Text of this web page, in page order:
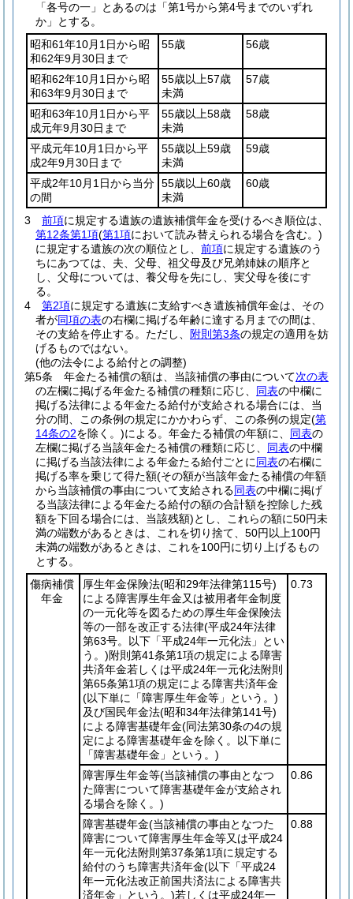
「各号の一」とあるのは「第1号から第4号までのいずれ
か」とする。
昭和61年10月1日から昭
和62年9月30日まで
55歳 56歳
昭和62年10月1日から昭
和63年9月30日まで
55歳以上57歳
未満
57歳
昭和63年10月1日から平
成元年9月30日まで
55歳以上58歳
未満
58歳
平成元年10月1日から平
成2年9月30日まで
55歳以上59歳
未満
59歳
平成2年10月1日から当分
の間
55歳以上60歳
未満
60歳
3 前項に規定する遺族の遺族補償年金を受けるべき順位は、
第12条第1項(第1項において読み替えられる場合を含む。)
に規定する遺族の次の順位とし、 前項に規定する遺族のう
ちにあつては、夫、父母、祖父母及び兄弟姉妹の順序と
し、父母については、養父母を先にし、実父母を後にす
る。
4
第2項に規定する遺族に支給すべき遺族補償年金は、その
者が同項の表の右欄に掲げる年齢に達する月までの間は、
その支給を停止する。 ただし、 附則第3条の規定の適用を妨
げるものではない。
(他の法令による給付との調整)
第5条
年金たる補償の額は、当該補償の事由について次の表
の左欄に掲げる年金たる補償の種類に応じ、 同表の中欄に
掲げる法律による年金たる給付が支給される場合には、当
分の間、この条例の規定にかかわらず、この条例の規定(第
14条の2を除く。)による。 年金たる補償の年額に、 同表の
左欄に掲げる当該年金たる補償の種類に応じ、 同表の中欄
に掲げる当該法律による年金たる給付ごとに同表の右欄に
掲げる率を乗じて得た額(その額が当該年金たる補償の年額
から当該補償の事由について支給される同表の中欄に掲げ
る当該法律による年金たる給付の額の合計額を控除した残
額を下回る場合には、当該残額)とし、これらの額に50円未
満の端数があるときは、これを切り捨て、50円以上100円
未満の端数があるときは、これを100円に切り上げるもの
とする。
傷病補償
年金
厚生年金保険法(昭和29年法律第115号)
による障害厚生年金又は被用者年金制度
の一元化等を図るための厚生年金保険法
等の一部を改正する法律(平成24年法律
第63号。以下「平成24年一元化法」とい
う。)附則第41条第1項の規定による障害
共済年金若しくは平成24年一元化法附則
第65条第1項の規定による障害共済年金
(以下単に「障害厚生年金等」という。)
及び国民年金法(昭和34年法律第141号)
による障害基礎年金(同法第30条の4の規
定による障害基礎年金を除く。以下単に
「障害基礎年金」という。)
0.73
障害厚生年金等(当該補償の事由となつ
た障害について障害基礎年金が支給され
る場合を除く。)
0.86
障害基礎年金(当該補償の事由となつた
障害について障害厚生年金等又は平成24
年一元化法附則第37条第1項に規定する
給付のうち障害共済年金(以下「平成24
年一元化法改正前国共済法による障害共
済年金」という。)若しくは平成24年一
0.88